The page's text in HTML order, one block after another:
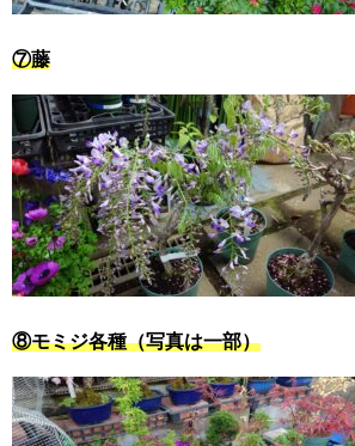
⑦藤
⑧モミジ各種（写真は一部）